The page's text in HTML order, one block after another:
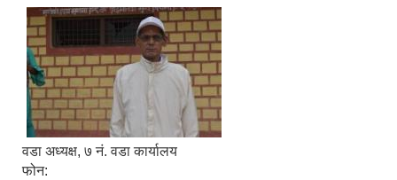
वडा अध्यक्ष, ७ नं. वडा कार्यालय
फोन: